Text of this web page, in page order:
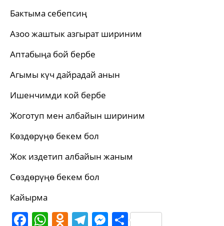
Бактыма себепсиң
Азоо жаштык азгырат шириним
Аптабыңа бой бербе
Агымы күч дайрадай анын
Ишенчимди кой бербе
Жоготуп мен албайын шириним
Көздөрүңө бекем бол
Жок издетип албайын жаным
Сөздөрүңө бекем бол
Кайырма
Facebook
WhatsApp
Odnoklassniki
Telegram
Messenger
Share